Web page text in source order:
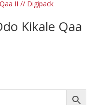
Kikale Qaa